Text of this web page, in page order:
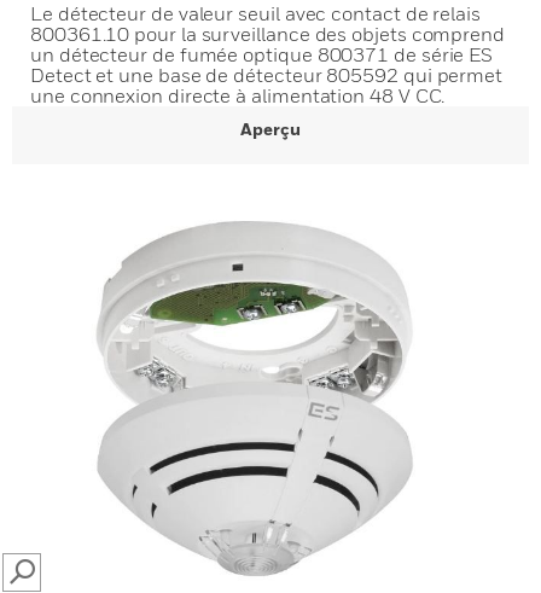
Le détecteur de valeur seuil avec contact de relais
800361.10 pour la surveillance des objets comprend
un détecteur de fumée optique 800371 de série ES
Detect et une base de détecteur 805592 qui permet
une connexion directe à alimentation 48 V CC.
Aperçu
SEARCH